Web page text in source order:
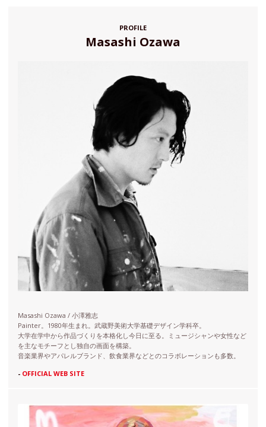
PROFILE
Masashi Ozawa
Masashi Ozawa / 小澤雅志
Painter。1980年生まれ。武蔵野美術大学基礎デザイン学科卒。
大学在学中から作品づくりを本格化し今日に至る。ミュージシャンや女性など
を主なモチーフとし独自の画面を構築。
音楽業界やアパレルブランド、飲食業界などとのコラボレーションも多数。
- OFFICIAL WEB SITE